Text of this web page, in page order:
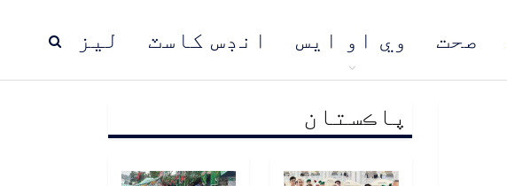
ليز انڊس کاسٽ وي او ايس صحت
پاڪستان مُنڍ
پاڪستان